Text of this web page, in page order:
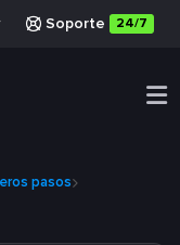
Soporte 24/7
pasos